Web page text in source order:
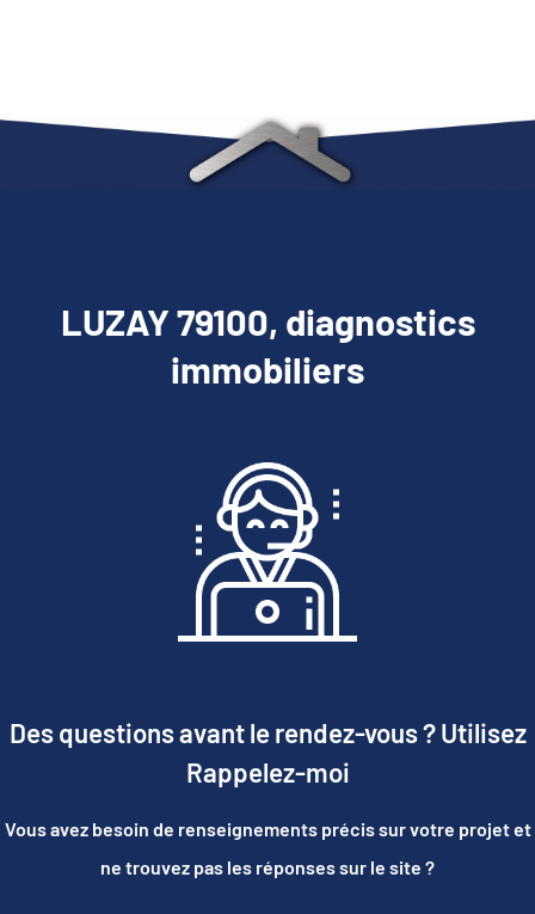
LUZAY 79100, diagnostics
immobiliers
Des questions avant le rendez-vous ? Utilisez
Rappelez-moi
Vous avez besoin de renseignements précis sur votre projet et
ne trouvez pas les réponses sur le site ?